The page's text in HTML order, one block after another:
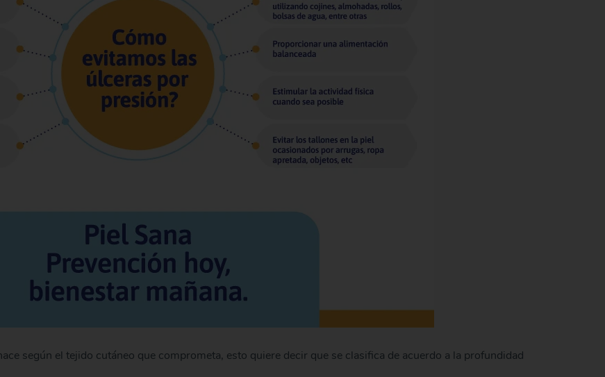
según el tejido cutáneo que comprometa, esto quiere decir que se clasifica de acuerdo a la profundidad